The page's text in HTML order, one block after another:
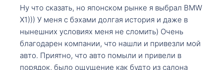
Ну что сказать, но японском рынке я выбрал BMW
X1))) У меня с бэхами долгая история и даже в
нынешних условиях меня не сломить) Очень
благодарен компании, что нашли и привезли мой
авто. Приятно, что авто помыли и привели в
порядок, было ощущение как будто из салона